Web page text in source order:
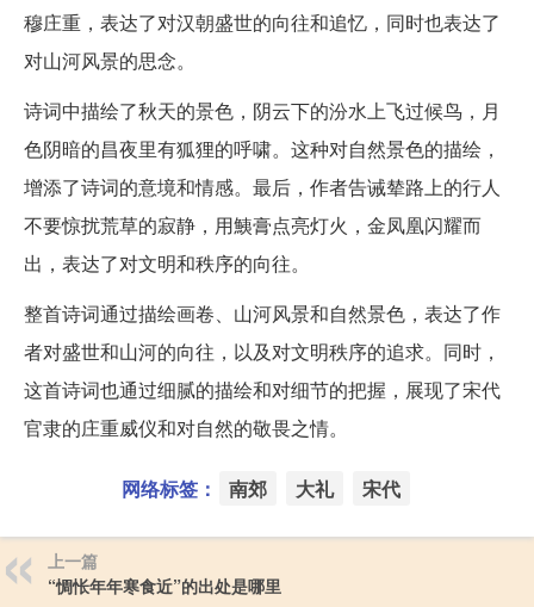
穆庄重，表达了对汉朝盛世的向往和追忆，同时也表达了
对山河风景的思念。
诗词中描绘了秋天的景色，阴云下的汾水上飞过候鸟，月
色阴暗的昌夜里有狐狸的呼啸。这种对自然景色的描绘，
增添了诗词的意境和情感。最后，作者告诫辇路上的行人
不要惊扰荒草的寂静，用鮧膏点亮灯火，金凤凰闪耀而
出，表达了对文明和秩序的向往。
整首诗词通过描绘画卷、山河风景和自然景色，表达了作
者对盛世和山河的向往，以及对文明秩序的追求。同时，
这首诗词也通过细腻的描绘和对细节的把握，展现了宋代
官隶的庄重威仪和对自然的敬畏之情。
网络标签： 南郊 大礼 宋代
上一篇
“惆怅年年寒食近”的出处是哪里